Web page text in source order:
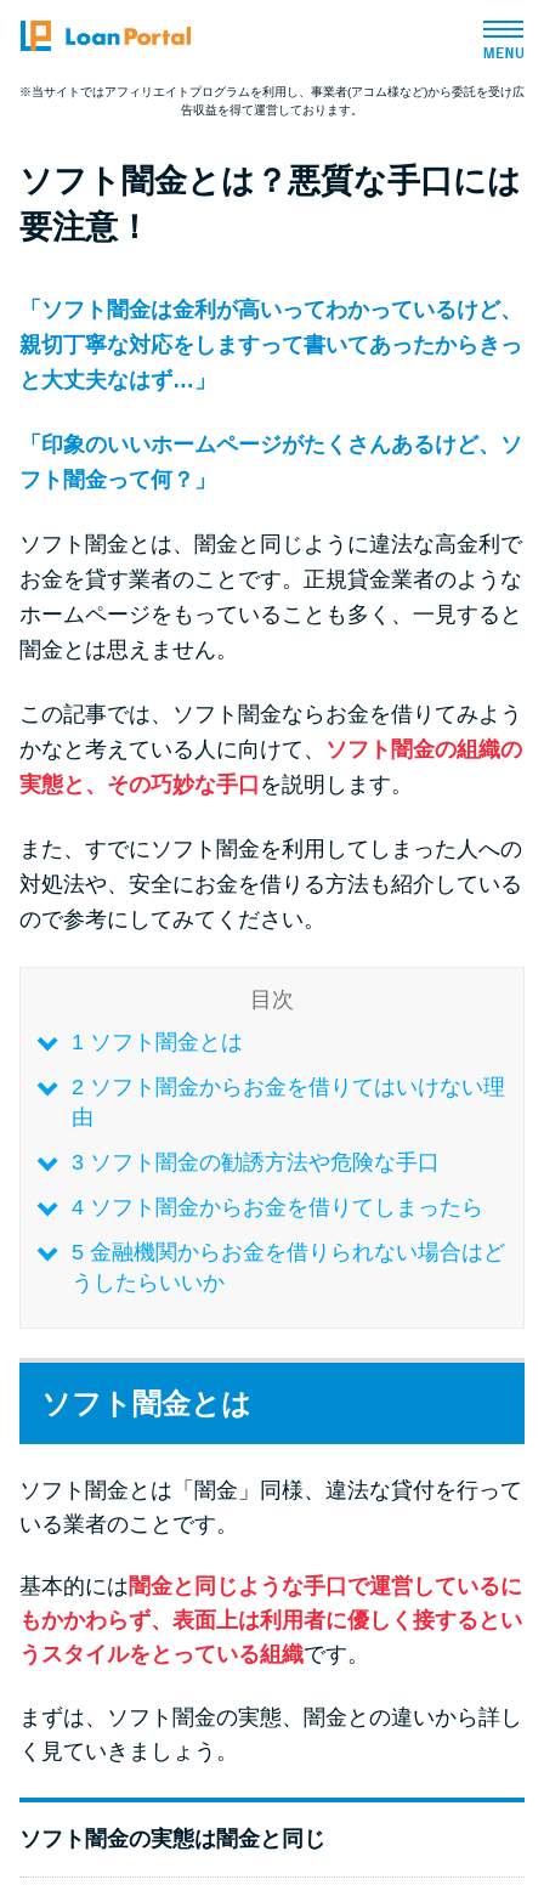
トップページ
おすすめコンテンツ
とにかくすぐ借りたい方向け
審査が不安な方向け
便利なコンテンツ
カードローン診断
カードローンQ&A
特集ページ
損！
カードローンの見直しで40万円
最速！最短40分で借りられるカ
ードローン
特集ページ一覧
種類や特徴で探す
銀行カードローンを選ぶべき4つ
無利息期間を利用して利息0円で
種類・特徴別一覧
その他コラム
今月の家賃払えない…2ヵ月目に
は解決しないと危険な理由と対
処法3つ
たい…市役所に相談より賢い方
法2選
※当サイトではアフィリエイトプログラムを利用し、事業者(アコム様など)から委託を受け広
告収益を得て運営しております。
ソフト闇金とは？悪質な手口には
要注意！
「ソフト闇金は金利が高いってわかっているけど、
親切丁寧な対応をしますって書いてあったからきっ
と大丈夫なはず…」
「印象のいいホームページがたくさんあるけど、ソ
フト闇金って何？」
ソフト闇金とは、闇金と同じように違法な高金利で
お金を貸す業者のことです。正規貸金業者のような
ホームページをもっていることも多く、一見すると
闇金とは思えません。
この記事では、ソフト闇金ならお金を借りてみよう
かなと考えている人に向けて、 ソフト闇金の組織の
実態と、その巧妙な手口 を説明します。
また、すでにソフト闇金を利用してしまった人への
対処法や、安全にお金を借りる方法も紹介している
ので参考にしてみてください。
目次
1ソフト闇金とは
2ソフト闇金からお金を借りてはいけない理
由
3ソフト闇金の勧誘方法や危険な手口
4ソフト闇金からお金を借りてしまったら
5金融機関からお金を借りられない場合はど
うしたらいいか
ソフト闇金とは
ソフト闇金とは「闇金」同様、違法な貸付を行って
いる業者のことです。
基本的には闇金と同じような手口で運営しているに
もかかわらず、表面上は利用者に優しく接するとい
うスタイルをとっている組織です。
まずは、ソフト闇金の実態、闇金との違いから詳し
く見ていきましょう。
ソフト闇金の実態は闇金と同じ